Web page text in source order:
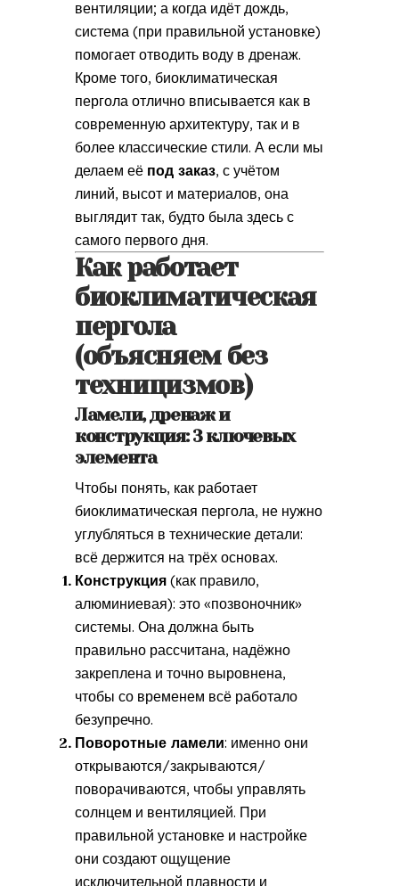
вентиляции; а когда идёт дождь,
система (при правильной установке)
помогает отводить воду в дренаж.
Кроме того, биоклиматическая
пергола отлично вписывается как в
современную архитектуру, так и в
более классические стили. А если мы
делаем её под заказ, с учётом
линий, высот и материалов, она
выглядит так, будто была здесь с
самого первого дня.
Как работает
биоклиматическая
пергола
(объясняем без
техницизмов)
Ламели, дренаж и
конструкция: 3 ключевых
элемента
Чтобы понять, как работает
биоклиматическая пергола, не нужно
углубляться в технические детали:
всё держится на трёх основах.
Конструкция (как правило,
алюминиевая): это «позвоночник»
системы. Она должна быть
правильно рассчитана, надёжно
закреплена и точно выровнена,
чтобы со временем всё работало
безупречно.
Поворотные ламели: именно они
открываются/закрываются/
поворачиваются, чтобы управлять
солнцем и вентиляцией. При
правильной установке и настройке
они создают ощущение
исключительной плавности и